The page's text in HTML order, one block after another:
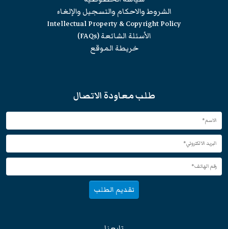
الشروط والاحكام والتسجيل والإلغاء
Intellectual Property & Copyright Policy
الأسئلة الشائعة (FAQs)
خريطة الموقع
طلب معاودة الاتصال
تقديم الطلب